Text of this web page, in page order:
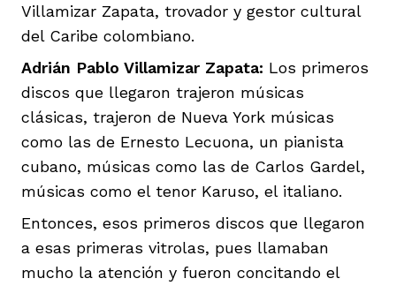
Villamizar Zapata, trovador y gestor cultural
del Caribe colombiano.
Adrián Pablo Villamizar Zapata: Los primeros
discos que llegaron trajeron músicas
clásicas, trajeron de Nueva York músicas
como las de Ernesto Lecuona, un pianista
cubano, músicas como las de Carlos Gardel,
músicas como el tenor Karuso, el italiano.
Entonces, esos primeros discos que llegaron
a esas primeras vitrolas, pues llamaban
mucho la atención y fueron concitando el